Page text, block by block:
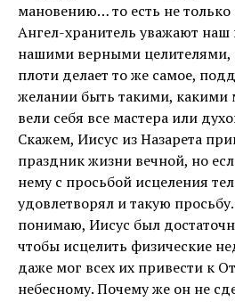
мановению… то есть не
Ангел-хранитель уважают
нашими верными целителями,
плоти делает то же самое,
желании быть такими, какими
вели себя все мастера или
Скажем, Иисус из Назарета
праздник жизни вечной, но
нему с просьбой исцеления
удовлетворял и такую
понимаю, Иисус был
чтобы исцелить физические
даже мог всех их привести к
небесному. Почему же он не